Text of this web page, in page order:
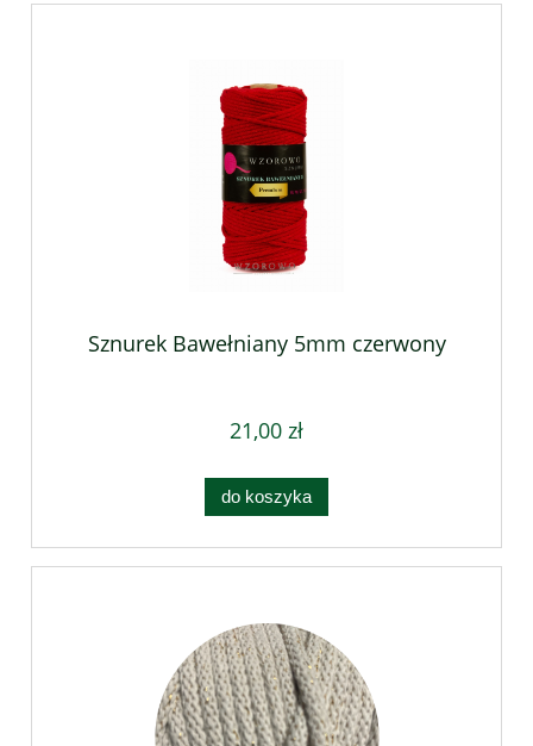
Sznurek Bawełniany 5mm czerwony
21,00 zł
do koszyka